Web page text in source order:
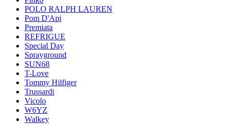
POLO RALPH LAUREN
Pom D'Api
Premiata
REFRIGUE
Special Day
Sprayground
SUN68
T-Love
Tommy Hilfiger
Trussardi
Vicolo
W6YZ
Walkey